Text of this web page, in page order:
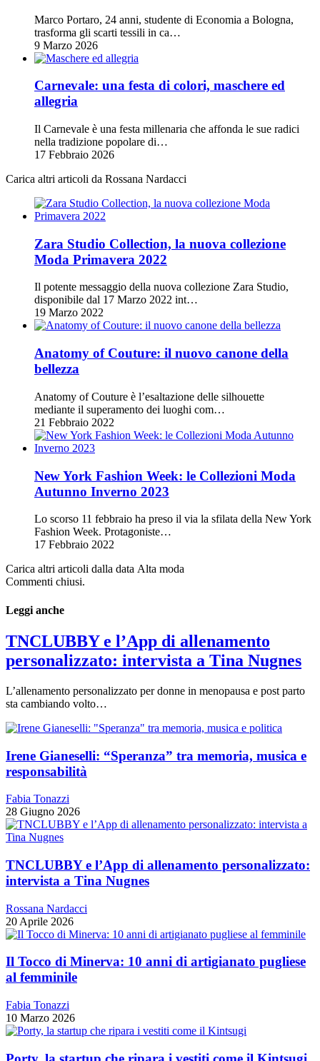
Marco Portaro, 24 anni, studente di Economia a Bologna,
trasforma gli scarti tessili in ca…
9 Marzo 2026
Carnevale: una festa di colori, maschere ed
allegria
Il Carnevale è una festa millenaria che affonda le sue radici
nella tradizione popolare di…
17 Febbraio 2026
Carica altri articoli da Rossana Nardacci
Zara Studio Collection, la nuova collezione
Moda Primavera 2022
Il potente messaggio della nuova collezione Zara Studio,
disponibile dal 17 Marzo 2022 int…
19 Marzo 2022
Anatomy of Couture: il nuovo canone della
bellezza
Anatomy of Couture è l’esaltazione delle silhouette
mediante il superamento dei luoghi com…
21 Febbraio 2022
New York Fashion Week: le Collezioni Moda
Autunno Inverno 2023
Lo scorso 11 febbraio ha preso il via la sfilata della New York
Fashion Week. Protagoniste…
17 Febbraio 2022
Carica altri articoli dalla data Alta moda
Commenti chiusi.
Leggi anche
TNCLUBBY e l’App di allenamento
personalizzato: intervista a Tina Nugnes
L’allenamento personalizzato per donne in menopausa e post parto
sta cambiando volto…
Irene Gianeselli: “Speranza” tra memoria, musica e
responsabilità
Fabia Tonazzi
28 Giugno 2026
TNCLUBBY e l’App di allenamento personalizzato:
intervista a Tina Nugnes
Rossana Nardacci
20 Aprile 2026
Il Tocco di Minerva: 10 anni di artigianato pugliese
al femminile
Fabia Tonazzi
10 Marzo 2026